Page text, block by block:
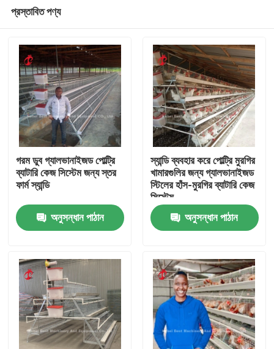
পণ্য
আমাদের সম্পর্কে
প্রস্তাবিত পণ্য
গরম ডুব গ্যালভানাইজড পোল্ট্রি
ব্যাটারি কেজ সিস্টেম জন্য স্তর
ফার্ম স্যান্ডি
অনুসন্ধান পাঠান
স্যান্ডি ব্যবহার করে পোল্ট্রি মুরগির
খামারগুলির জন্য গ্যালভানাইজড
স্টিলের হাঁস-মুরগির ব্যাটারি কেজ
সিস্টেম
অনুসন্ধান পাঠান